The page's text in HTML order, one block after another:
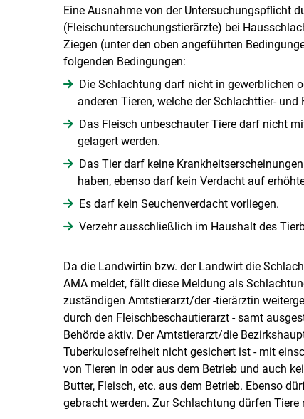
Eine Ausnahme von der Untersuchungspflicht
(Fleischuntersuchungstierärzte) bei
Ziegen (unter den oben angeführten
folgenden Bedingungen:
Die Schlachtung darf nicht in gewerblichen
anderen Tieren, welche der Schlachttier-
Das Fleisch unbeschauter Tiere darf nicht
gelagert werden.
Das Tier darf keine
haben, ebenso darf kein Verdacht auf
Es darf kein Seuchen­verdacht vorliegen.
Verzehr ausschließlich im Haushalt des
Da die Landwirtin bzw. der Landwirt die
AMA meldet, fällt diese Meldung als
zuständigen Amtstierarzt/der -tierärztin
durch den Fleischbeschautierarzt - samt
Behörde aktiv. Der Amtstierarzt/​die
Tuberkulosefreiheit nicht gesichert ist - mit
von Tieren in oder aus dem Betrieb und auch
Butter, Fleisch, etc. aus dem Betrieb. Ebenso
gebracht werden. Zur Schlachtung dürfen